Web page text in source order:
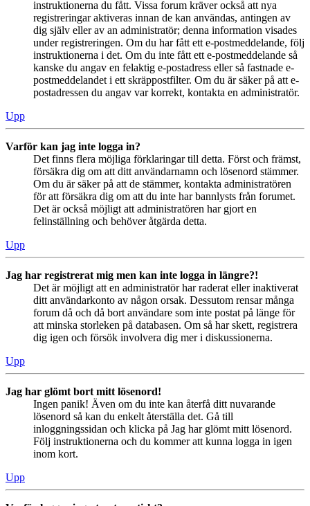
instruktionerna du fått. Vissa forum kräver också att nya
registreringar aktiveras innan de kan användas, antingen av
dig själv eller av an administratör; denna information visades
under registreringen. Om du har fått ett e-postmeddelande, följ
instruktionerna i det. Om du inte fått ett e-postmeddelande så
kanske du angav en felaktig e-postadress eller så fastnade e-
postmeddelandet i ett skräppostfilter. Om du är säker på att e-
postadressen du angav var korrekt, kontakta en administratör.
Upp
Varför kan jag inte logga in?
Det finns flera möjliga förklaringar till detta. Först och främst,
försäkra dig om att ditt användarnamn och lösenord stämmer.
Om du är säker på att de stämmer, kontakta administratören
för att försäkra dig om att du inte har bannlysts från forumet.
Det är också möjligt att administratören har gjort en
felinställning och behöver åtgärda detta.
Upp
Jag har registrerat mig men kan inte logga in längre?!
Det är möjligt att en administratör har raderat eller inaktiverat
ditt användarkonto av någon orsak. Dessutom rensar många
forum då och då bort användare som inte postat på länge för
att minska storleken på databasen. Om så har skett, registrera
dig igen och försök involvera dig mer i diskussionerna.
Upp
Jag har glömt bort mitt lösenord!
Ingen panik! Även om du inte kan återfå ditt nuvarande
lösenord så kan du enkelt återställa det. Gå till
inloggningssidan och klicka på Jag har glömt mitt lösenord.
Följ instruktionerna och du kommer att kunna logga in igen
inom kort.
Upp